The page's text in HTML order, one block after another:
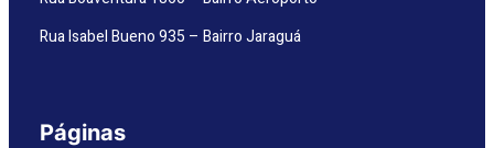
Rua Isabel Bueno 935 – Bairro Jaraguá
Páginas